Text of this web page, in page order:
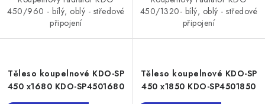
450/960 - bílý, oblý - středové
připojení
450/1320- bílý, oblý - středové
připojení
Těleso koupelnové KDO-SP
450 x1680 KDO-SP4501680
Těleso koupelnové KDO-SP
450 x1850 KDO-SP4501850